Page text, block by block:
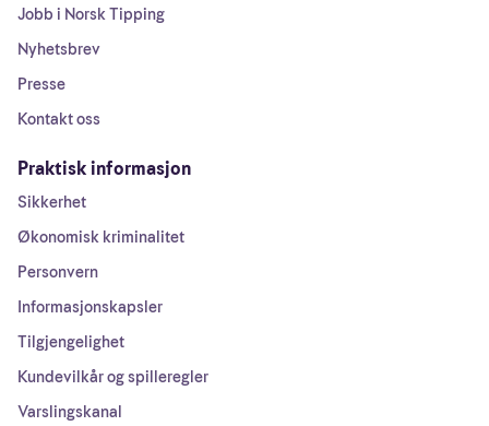
Jobb i Norsk Tipping
Nyhetsbrev
Presse
Kontakt oss
Praktisk informasjon
Sikkerhet
Økonomisk kriminalitet
Personvern
Informasjonskapsler
Tilgjengelighet
Kundevilkår og spilleregler
Varslingskanal